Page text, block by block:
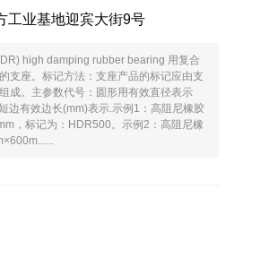
工业基地迎宾大街9号
high damping rubber bearing 用复合
支座。标记方法：支座产品的标记应由支
成。主参数代号：圆形用有效直径表示
边有效边长(mm)表示.示例1：高阻尼橡胶
，标记为：HDR500。示例2：高阻尼橡